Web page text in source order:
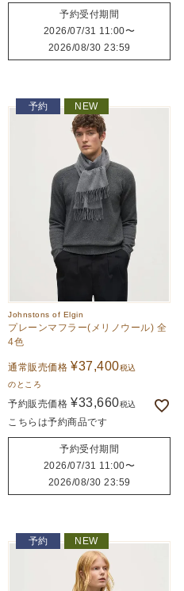
予約受付期間
2026/07/31 11:00〜
2026/08/30 23:59
予約 NEW
Johnstons of Elgin
プレーンマフラー(メリノウール) 全
4色
通常販売価格 ¥37,400税込
のところ
予約販売価格 ¥33,660税込
こちらは予約商品です
予約受付期間
2026/07/31 11:00〜
2026/08/30 23:59
予約 NEW